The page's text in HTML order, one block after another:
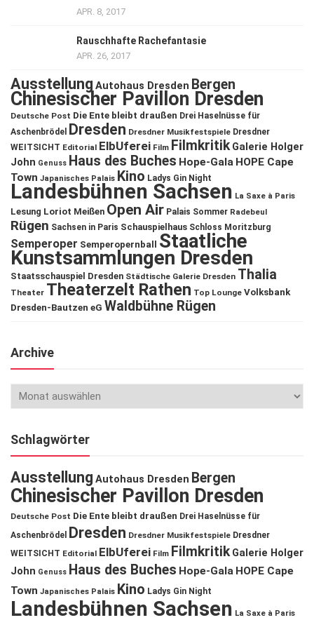
APR. 8, 2017
Rauschhafte Rachefantasie
APR. 26, 2017
Ausstellung Autohaus Dresden Bergen
Chinesischer Pavillon Dresden
Deutsche Post Die Ente bleibt draußen Drei Haselnüsse für
Aschenbrödel
Dresden Dresdner Musikfestspiele Dresdner
WEITSICHT Editorial ElbUferei Film Filmkritik Galerie Holger
John Genuss Haus des Buches Hope-Gala HOPE Cape
Town Japanisches Palais Kino Ladys Gin Night
Landesbühnen Sachsen La Saxe à Paris
Lesung Loriot Meißen Open Air Palais Sommer Radebeul
Rügen Sachsen in Paris Schauspielhaus Schloss Moritzburg
Semperoper Semperopernball Staatliche
Kunstsammlungen Dresden
Staatsschauspiel Dresden Städtische Galerie Dresden Thalia
Theater Theaterzelt Rathen Top Lounge Volksbank
Dresden-Bautzen eG Waldbühne Rügen
Archive
Schlagwörter
Ausstellung Autohaus Dresden Bergen
Chinesischer Pavillon Dresden
Deutsche Post Die Ente bleibt draußen Drei Haselnüsse für
Aschenbrödel
Dresden Dresdner Musikfestspiele Dresdner
WEITSICHT Editorial ElbUferei Film Filmkritik Galerie Holger
John Genuss Haus des Buches Hope-Gala HOPE Cape
Town Japanisches Palais Kino Ladys Gin Night
Landesbühnen Sachsen La Saxe à Paris